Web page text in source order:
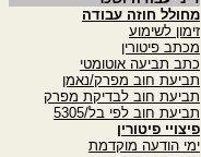
מחולל חוזה עבודה
זימון לשימוע
מכתב פיטורין
כתב תביעה אוטומטי
תביעת חוב מפרק/נאמן
תביעת חוב לבדיקת מפרק
תביעת חוב לפי בל/5305
פיצויי פיטורין
ימי הודעה מוקדמת